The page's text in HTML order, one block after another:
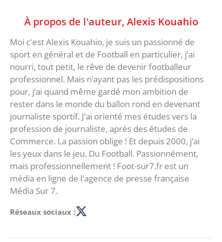
À propos de l'auteur, Alexis Kouahio
Moi c'est Alexis Kouahio, je suis un passionné de
sport en général et de Football en particulier, j’ai
nourri, tout petit, le rêve de devenir footballeur
professionnel. Mais n’ayant pas les prédispositions
pour, j’ai quand même gardé mon ambition de
rester dans le monde du ballon rond en devenant
journaliste sportif. J’ai orienté mes études vers la
profession de journaliste, après des études de
Commerce. La passion oblige ! Et depuis 2000, j’ai
les yeux dans le jeu. Du Football. Passionnément,
mais professionnellement ! Foot-sur7.fr est un
média en ligne de l'agence de presse française
Média Sur 7.
Réseaux sociaux :